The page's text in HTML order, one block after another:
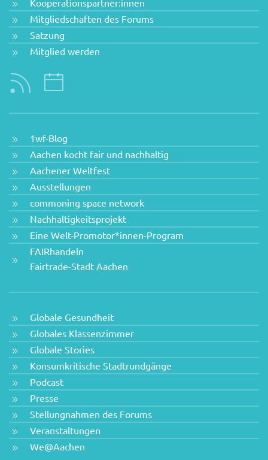
Kooperationspartner:innen
Mitgliedschaften des Forums
Satzung
Mitglied werden
1wf-Blog
Aachen kocht fair und nachhaltig
Aachener Weltfest
Ausstellungen
commoning space network
Nachhaltigkeitsprojekt
Eine Welt-Promotor*innen-Program
FAIRhandeln
Fairtrade-Stadt Aachen
Globale Gesundheit
Globales Klassenzimmer
Globale Stories
Konsumkritische Stadtrundgänge
Podcast
Presse
Stellungnahmen des Forums
Veranstaltungen
We@Aachen